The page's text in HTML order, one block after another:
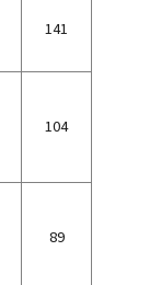
141
104
89